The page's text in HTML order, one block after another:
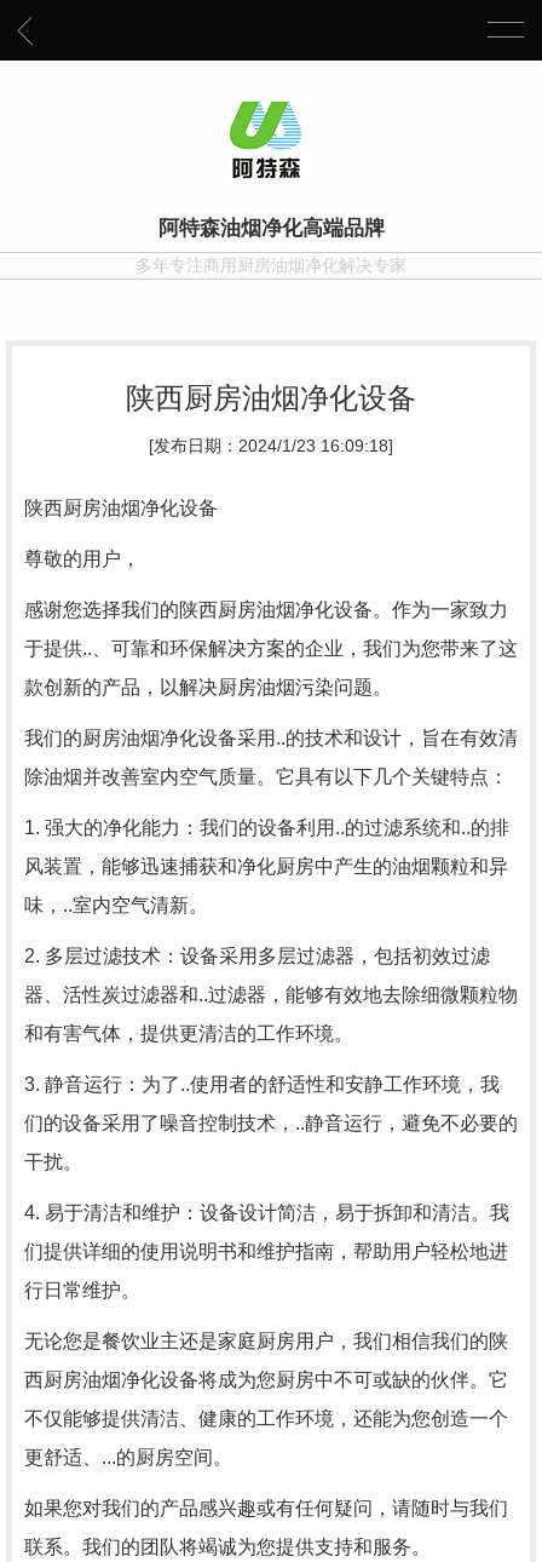
阿特森油烟净化高端品牌
多年专注商用厨房油烟净化解决专家
陕西厨房油烟净化设备
[发布日期：2024/1/23 16:09:18]
陕西厨房油烟净化设备
尊敬的用户，
感谢您选择我们的陕西厨房油烟净化设备。作为一家致力
于提供..、可靠和环保解决方案的企业，我们为您带来了这
款创新的产品，以解决厨房油烟污染问题。
我们的厨房油烟净化设备采用..的技术和设计，旨在有效清
除油烟并改善室内空气质量。它具有以下几个关键特点：
1. 强大的净化能力：我们的设备利用..的过滤系统和..的排
风装置，能够迅速捕获和净化厨房中产生的油烟颗粒和异
味，..室内空气清新。
2. 多层过滤技术：设备采用多层过滤器，包括初效过滤
器、活性炭过滤器和..过滤器，能够有效地去除细微颗粒物
和有害气体，提供更清洁的工作环境。
3. 静音运行：为了..使用者的舒适性和安静工作环境，我
们的设备采用了噪音控制技术，..静音运行，避免不必要的
干扰。
4. 易于清洁和维护：设备设计简洁，易于拆卸和清洁。我
们提供详细的使用说明书和维护指南，帮助用户轻松地进
行日常维护。
无论您是餐饮业主还是家庭厨房用户，我们相信我们的陕
西厨房油烟净化设备将成为您厨房中不可或缺的伙伴。它
不仅能够提供清洁、健康的工作环境，还能为您创造一个
更舒适、...的厨房空间。
如果您对我们的产品感兴趣或有任何疑问，请随时与我们
联系。我们的团队将竭诚为您提供支持和服务。